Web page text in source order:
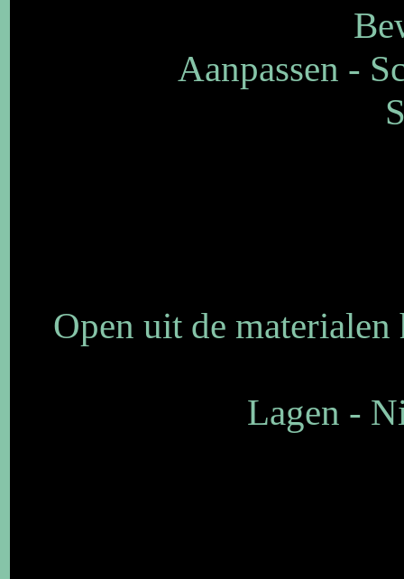
Aanpassen -
Open uit de
Lagen -